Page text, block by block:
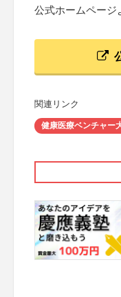
公式ホームページ
関連リンク
健康医療ベンチャー